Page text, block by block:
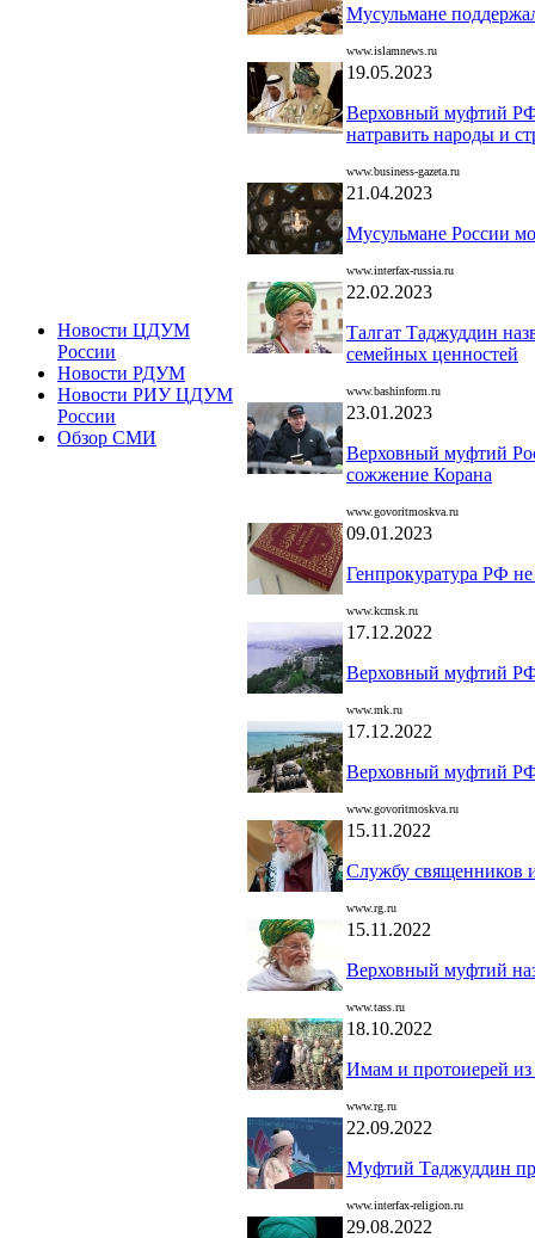
Новости ЦДУМ
России
Новости РДУМ
Новости РИУ ЦДУМ
России
Обзор СМИ
Мусульмане
www.islamnews.ru
19.05.2023
Верховный муфтий
натравить народы и
www.business-gazeta.ru
21.04.2023
Мусульмане России
www.interfax-russia.ru
22.02.2023
Талгат Таджуддин
семейных ценностей
www.bashinform.ru
23.01.2023
Верховный муфтий
сожжение Корана
www.govoritmoskva.ru
09.01.2023
Генпрокуратура РФ
www.kcmsk.ru
17.12.2022
Верховный муфтий РФ
www.mk.ru
17.12.2022
Верховный муфтий РФ
www.govoritmoskva.ru
15.11.2022
Службу священников
www.rg.ru
15.11.2022
Верховный муфтий
www.tass.ru
18.10.2022
Имам и протоиерей
www.rg.ru
22.09.2022
Муфтий Таджуддин
www.interfax-religion.ru
29.08.2022